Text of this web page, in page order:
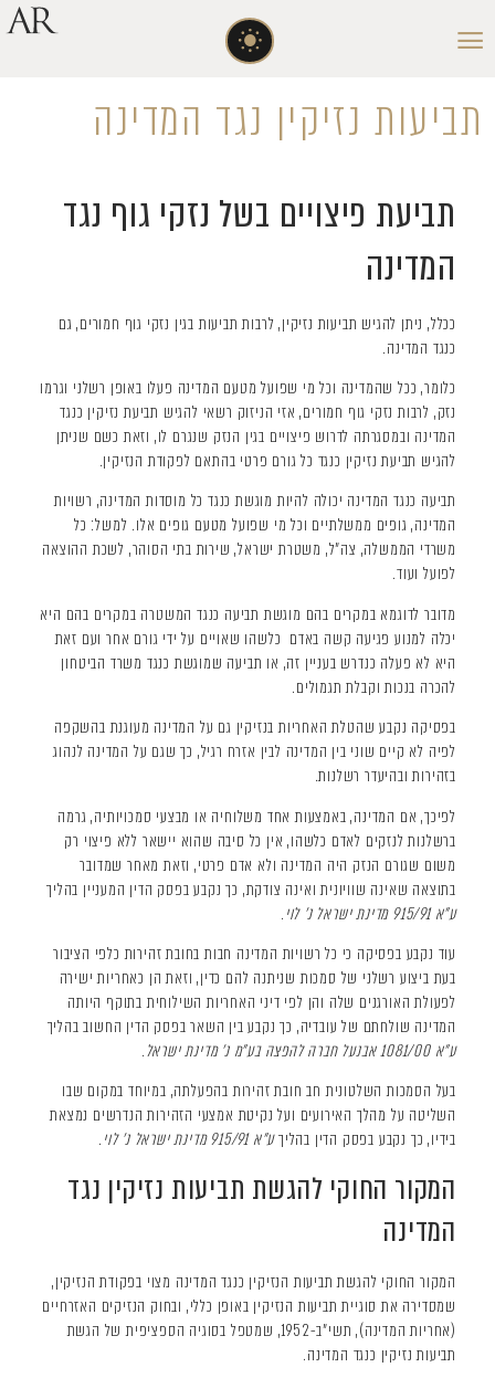
תביעות נזיקין נגד המדינה
תביעת פיצויים בשל נזקי גוף נגד
המדינה
ככלל, ניתן להגיש תביעות נזיקין, לרבות תביעות בגין נזקי גוף חמורים, גם
כנגד המדינה.
כלומר, ככל שהמדינה וכל מי שפועל מטעם המדינה פעלו באופן רשלני וגרמו
נזק, לרבות נזקי גוף חמורים, אזי הניזוק רשאי להגיש תביעת נזיקין כנגד
המדינה ובמסגרתה לדרוש פיצויים בגין הנזק שנגרם לו, וזאת כשם שניתן
להגיש תביעת נזיקין כנגד כל גורם פרטי בהתאם לפקודת הנזיקין.
תביעה כנגד המדינה יכולה להיות מוגשת כנגד כל מוסדות המדינה, רשויות
המדינה, גופים ממשלתיים וכל מי שפועל מטעם גופים אלו. למשל: כל
משרדי הממשלה, צה"ל, משטרת ישראל, שירות בתי הסוהר, לשכת ההוצאה
לפועל ועוד.
מדובר לדוגמא במקרים בהם מוגשת תביעה כנגד המשטרה במקרים בהם היא
יכלה למנוע פגיעה קשה באדם כלשהו שאויים על ידי גורם אחר ועם זאת
היא לא פעלה כנדרש בעניין זה, או תביעה שמוגשת כנגד משרד הביטחון
להכרה בנכות וקבלת תגמולים.
בפסיקה נקבע שהטלת האחריות בנזיקין גם על המדינה מעוגנת בהשקפה
לפיה לא קיים שוני בין המדינה לבין אזרח רגיל, כך שגם על המדינה לנהוג
בזהירות ובהיעדר רשלנות.
לפיכך, אם המדינה, באמצעות אחד משלוחיה או מבצעי סמכויותיה, גרמה
ברשלנות לנזקים לאדם כלשהו, אין כל סיבה שהוא יישאר ללא פיצוי רק
משום שגורם הנזק היה המדינה ולא אדם פרטי, וזאת מאחר שמדובר
בתוצאה שאינה שוויונית ואינה צודקת, כך נקבע בפסק הדין המעניין בהליך
ע"א 915/91 מדינת ישראל נ' לוי
.
עוד נקבע בפסיקה כי כל רשויות המדינה חבות בחובת זהירות כלפי הציבור
בעת ביצוע רשלני של סמכות שניתנה להם כדין, וזאת הן כאחריות ישירה
לפעולת האורגנים שלה והן לפי דיני האחריות השילוחית בתוקף היותה
המדינה שולחתם של עובדיה, כך נקבע בין השאר בפסק הדין החשוב בהליך
ע"א 1081/00 אבנעל חברה להפצה בע"מ נ' מדינת ישראל
.
בעל הסמכות השלטונית חב חובת זהירות בהפעלתה, במיוחד במקום שבו
השליטה על מהלך האירועים ועל נקיטת אמצעי הזהירות הנדרשים נמצאת
בידיו, כך נקבע בפסק הדין בהליךע"א 915/91 מדינת ישראל נ' לוי .
המקור החוקי להגשת תביעות נזיקין נגד
המדינה
המקור החוקי להגשת תביעות הנזיקין כנגד המדינה מצוי בפקודת הנזיקין,
שמסדירה את סוגיית תביעות הנזיקין באופן כללי, ובחוק הנזיקים האזרחיים
(אחריות המדינה), תשי"ב-1952, שמטפל בסוגיה הספציפית של הגשת
תביעות נזיקין כנגד המדינה.